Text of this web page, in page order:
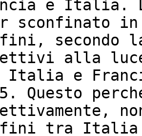
e Italia.
sconfinato
secondo
alla
e
Questo
tra Italia